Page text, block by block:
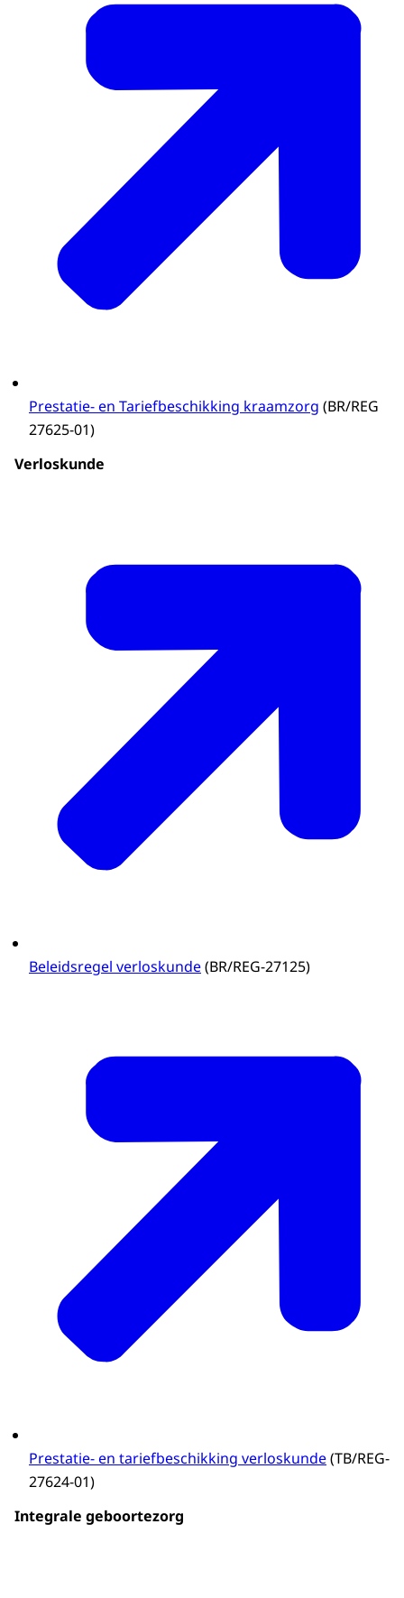
Prestatie- en Tariefbeschikking kraamzorg (BR/REG
27625-01)
Verloskunde
Beleidsregel verloskunde(BR/REG-27125)
Prestatie- en tariefbeschikking verloskunde(TB/REG-
27624-01)
Integrale geboortezorg